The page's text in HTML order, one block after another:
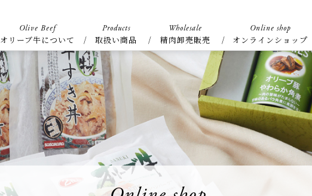
オリーブ牛について
Olive Beef
取扱い商品
Products
精肉卸売販売
Wholesale
オンラインショップ
Online shop